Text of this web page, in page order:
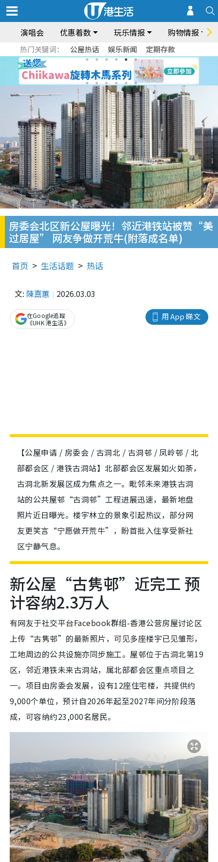
演唱会 优惠着数 玩乐情报 购物情报
热门关键词： 公屋热话 娱乐新闻 定期存款
房委会北区新公屋曝光！邻近港铁站被赞“美
过居屋” 网友争做开荒牛(附落成名单)
首页 生活话题 热话
文: 陳嘉蕙 2026.03.03
用 App 睇文
在Google追蹤
《UHK 港生活》
【公屋申请 / 房委会 / 古洞北 / 古洞邨 / 凤岭邨 / 北
部都会区 / 港铁古洞站】北部都会区发展如火如荼，
古洞北新发展区成为焦点之一。毗邻未来港铁古洞
站的公共屋邨“古洞邨”工程进展迅速，最新地盘
照片近日曝光。楼宇林立的景象引起热议，部分网
友更笑言“宁愿做开荒牛”，盼首批入住享受新社
区宁静气息。
新公屋“古隽邨”近完工 预
计容纳2.3万人
有网友于社交平台Facebook群组-香港公营房屋讨论区
上传“古隽邨”的最新照片，可见多座楼宇已见雏形，
工地周边的公共设施亦同步施工。屋邨位于古洞北第19
区，邻近港铁未来古洞站，属北部都会区重点项目之
一。项目由房委会发展，设有12座住宅楼，共提供约
9,000个单位，预计自2026年起至2027年间分阶段落
成，可容纳约23,000名居民。